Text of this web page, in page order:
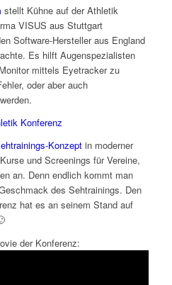
stellt Kühne auf der Athletik
VISUS aus Stuttgart
Software-Hersteller aus England
Es hilft Augenspezialisten
mittels Eyetracker zu
oder aber auch
Konzeptin moderner
und Screenings für Vereine,
an. Denn endlich kommt man
des Sehtrainings. Den
hat es an seinem Stand auf
der Konferenz: